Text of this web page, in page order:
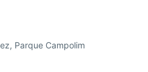
Parque Campolim